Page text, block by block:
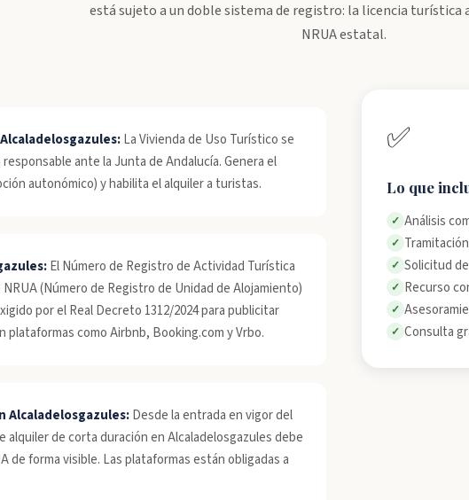
está sujeto a un doble sistema de registro: la licencia turística
NRUA estatal.
La Vivienda de Uso Turístico se
ante la Junta de Andalucía. Genera el
autonómico) y habilita el alquiler a turistas.
El Número de Registro de Actividad Turística
(Número de Registro de Unidad de Alojamiento)
por el Real Decreto 1312/2024 para publicitar
plataformas como Airbnb, Booking.com y Vrbo.
Alcaladelosgazules:Desde la entrada en vigor del
alquiler de corta duración en Alcaladelosgazules debe
de forma visible. Las plataformas están obligadas a
✅
Lo que
✓ Análisis
✓
✓ Solicitud
✓ Recurso
✓
✓ Consulta